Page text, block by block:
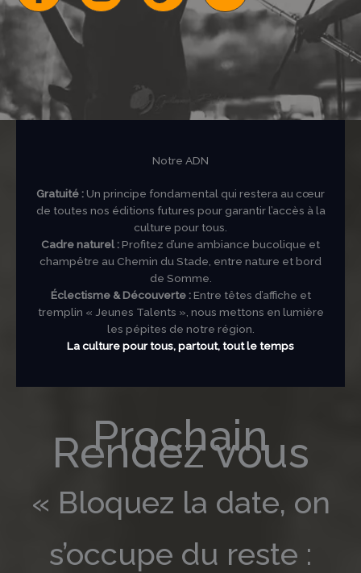
Notre ADN
Gratuité :Un principe fondamental qui restera au cœur
de toutes nos éditions futures pour garantir l’accès à la
culture pour tous.
Cadre naturel :Profitez d’une ambiance bucolique et
champêtre au Chemin du Stade, entre nature et bord
de Somme.
Éclectisme & Découverte :Entre têtes d’affiche et
tremplin « Jeunes Talents », nous mettons en lumière
les pépites de notre région.
La culture pour tous, partout, tout le temps
Prochain
Rendez vous
« Bloquez la date, on
s’occupe du reste :